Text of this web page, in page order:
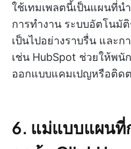
ใช้เทมเพลตนี้เป็นแผนที่น
การทำงาน ระบบอัตโนมั
เป็นไปอย่างราบรื่น และก
เช่น HubSpot ช่วยให้พนั
ออกแบบแคมเปญหรือติด
6. แม่แบบแผนที่